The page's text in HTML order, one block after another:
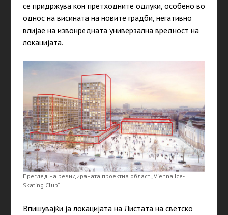
се придржува кон претходните одлуки, особено во
однос на висината на новите градби, негативно
влијае на извонредната универзална вредност на
локацијата.
Преглед на ревидираната проектна област „Vienna Ice-
Skating Club“
Впишувајќи ја локацијата на Листата на светско